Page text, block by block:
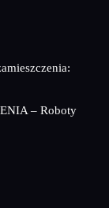
– Roboty